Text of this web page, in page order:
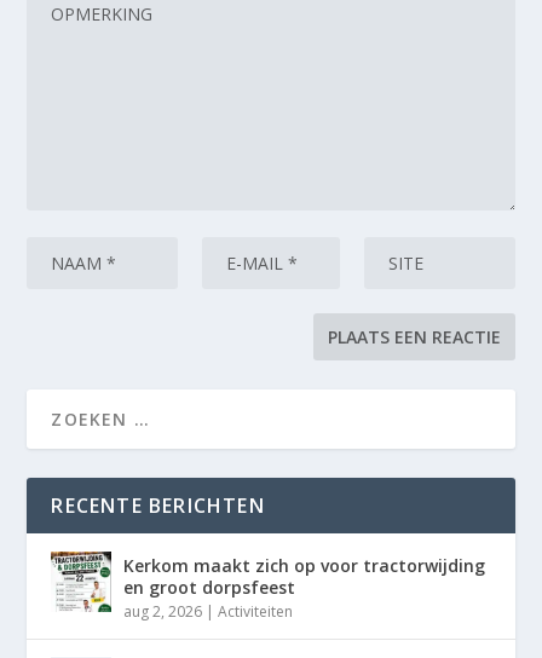
RECENTE BERICHTEN
Kerkom maakt zich op voor tractorwijding
en groot dorpsfeest
aug 2, 2026 |Activiteiten